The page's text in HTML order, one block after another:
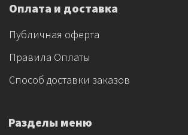
Оплата и доставка
Публичная оферта
Правила Оплаты
Способ доставки заказов
Разделы меню